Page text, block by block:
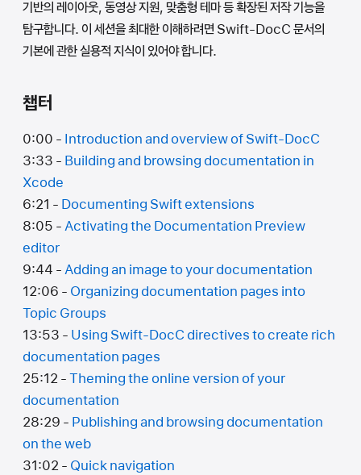
기반의 레이아웃, 동영상 지원, 맞춤형 테마 등 확장된 저작 기능을
탐구합니다. 이 세션을 최대한 이해하려면 Swift-DocC 문서의
기본에 관한 실용적 지식이 있어야 합니다.
챕터
0:00 - Introduction and overview of Swift-DocC
3:33 - Building and browsing documentation in
Xcode
6:21 - Documenting Swift extensions
8:05 - Activating the Documentation Preview
editor
9:44 - Adding an image to your documentation
12:06 - Organizing documentation pages into
Topic Groups
13:53 - Using Swift-DocC directives to create rich
documentation pages
25:12 - Theming the online version of your
documentation
28:29 - Publishing and browsing documentation
on the web
31:02 - Quick navigation